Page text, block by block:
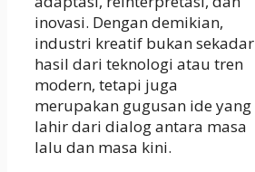
inovasi. Dengan demikian,
industri kreatif bukan sekadar
hasil dari teknologi atau tren
modern, tetapi juga
merupakan gugusan ide yang
lahir dari dialog antara masa
lalu dan masa kini.